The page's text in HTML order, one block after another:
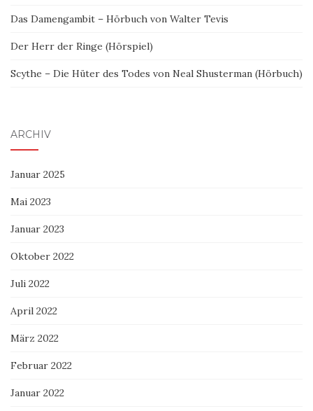
Das Damengambit – Hörbuch von Walter Tevis
Der Herr der Ringe (Hörspiel)
Scythe – Die Hüter des Todes von Neal Shusterman (Hörbuch)
ARCHIV
Januar 2025
Mai 2023
Januar 2023
Oktober 2022
Juli 2022
April 2022
März 2022
Februar 2022
Januar 2022